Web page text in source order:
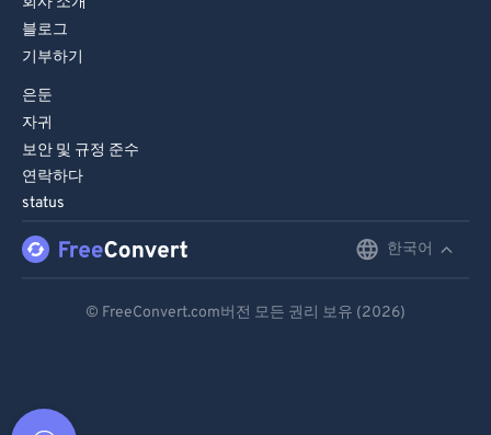
블로그
기부하기
은둔
자귀
보안 및 규정 준수
연락하다
status
한국어
© FreeConvert.com버전 모든 권리 보유 (2026)